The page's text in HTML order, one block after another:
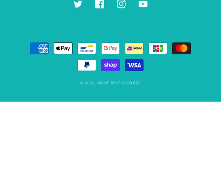
TwitterFacebookInstagramYouTube
© 2026, NIGHT BEAT RECORDS